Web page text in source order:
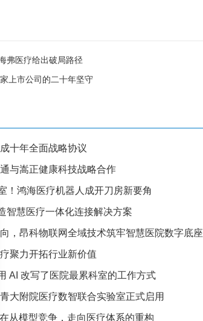
弗医疗给出破局路径
上市公司的二十年坚守
十年全面战略协议
与嵩正健康科技战略合作
！鸿海医疗机器人成开刀房新要角
智慧医疗一体化连接解决方案
，昂科物联网全域技术筑牢智慧医院数字底座
聚力开拓行业新价值
AI 改写了医院最累科室的工作方式
大附院医疗数智联合实验室正式启用
从模型竞争，走向医疗体系的重构